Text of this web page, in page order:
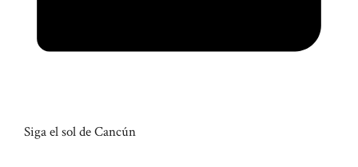
Siga el sol de Cancún